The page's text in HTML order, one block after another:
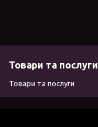
Товари та послуги
Товари та послуги